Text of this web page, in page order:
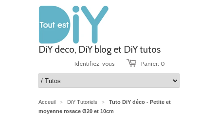
DiY deco, DiY blog et DiY tutos
Panier: 0
Identifiez-vous
Acceuil > DiY Tutoriels >
Tuto DiY déco - Petite et
moyenne rosace Ø20 et 10cm